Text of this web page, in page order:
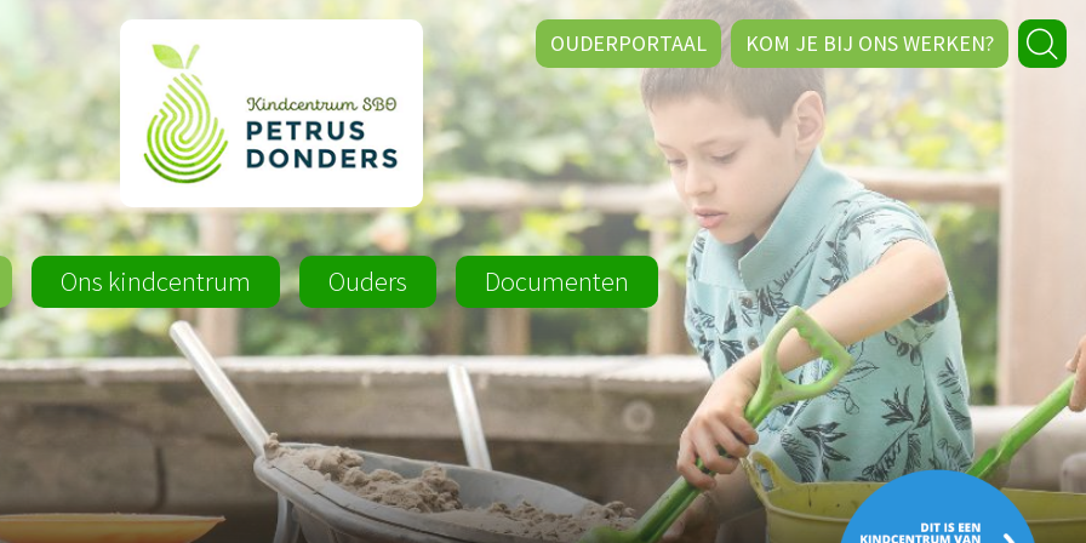
OUDERPORTAAL KOM JE BIJ ONS WERKEN?
Ons kindcentrum Ouders Documenten